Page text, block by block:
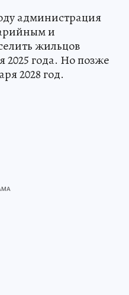
администрация
и
жильцов
года. Но позже
2028 год.